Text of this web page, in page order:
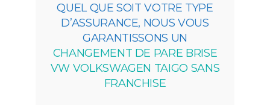
QUEL QUE SOIT VOTRE TYPE
D’ASSURANCE, NOUS VOUS
GARANTISSONS UN
CHANGEMENT DE PARE BRISE
VW VOLKSWAGEN TAIGO SANS
FRANCHISE